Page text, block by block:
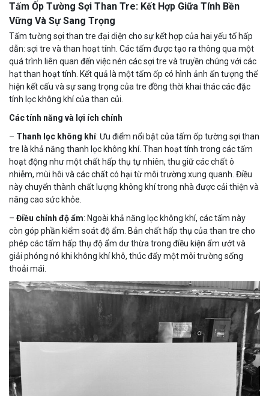
Tấm Ốp Tường Sợi Than Tre: Kết Hợp Giữa Tính Bền
Vững Và Sự Sang Trọng
Tấm tường sợi than tre đại diện cho sự kết hợp của hai yếu tố hấp
dẫn: sợi tre và than hoạt tính. Các tấm được tạo ra thông qua một
quá trình liên quan đến việc nén các sợi tre và truyền chúng với các
hạt than hoạt tính. Kết quả là một tấm ốp có hình ảnh ấn tượng thể
hiện kết cấu và sự sang trọng của tre đồng thời khai thác các đặc
tính lọc không khí của than củi.
Các tính năng và lợi ích chính
– Thanh lọc không khí: Ưu điểm nổi bật của tấm ốp tường sợi than
tre là khả năng thanh lọc không khí. Than hoạt tính trong các tấm
hoạt động như một chất hấp thụ tự nhiên, thu giữ các chất ô
nhiễm, mùi hôi và các chất có hại từ môi trường xung quanh. Điều
này chuyển thành chất lượng không khí trong nhà được cải thiện và
nâng cao sức khỏe.
– Điều chỉnh độ ẩm: Ngoài khả năng lọc không khí, các tấm này
còn góp phần kiểm soát độ ẩm. Bản chất hấp thụ của than tre cho
phép các tấm hấp thụ độ ẩm dư thừa trong điều kiện ẩm ướt và
giải phóng nó khi không khí khô, thúc đẩy một môi trường sống
thoải mái.